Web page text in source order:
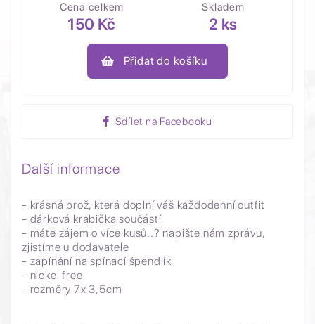
Cena celkem
150 Kč
Skladem
2 ks
Přidat do košíku
Sdílet na Facebooku
Další informace
- krásná brož, která doplní váš každodenní outfit
- dárková krabička součástí
- máte zájem o více kusů..? napište nám zprávu,
zjistíme u dodavatele
- zapínání na spínací špendlík
- nickel free
- rozměry 7x 3,5cm